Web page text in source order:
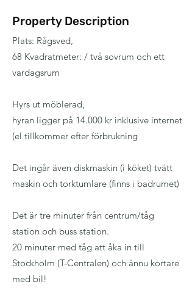
Property Description
Plats: Rågsved,
68 Kvadratmeter: / två sovrum och ett
vardagsrum
Hyrs ut möblerad,
hyran ligger på 14.000 kr inklusive internet
(el tillkommer efter förbrukning
Det ingår även diskmaskin (i köket) tvätt
maskin och torktumlare (finns i badrumet)
Det är tre minuter från centrum/tåg
station och buss station.
20 minuter med tåg att åka in till
Stockholm (T-Centralen) och ännu kortare
med bil!